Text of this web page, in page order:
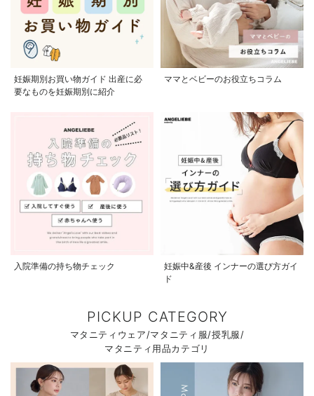
妊娠期別お買い物ガイド 出産に必
要なものを妊娠期別に紹介
ママとベビーのお役立ちコラム
入院準備の持ち物チェック
妊娠中&産後 インナーの選び方ガイ
ド
PICKUP CATEGORY
マタニティウェア/マタニティ服/授乳服/
マタニティ用品カテゴリ